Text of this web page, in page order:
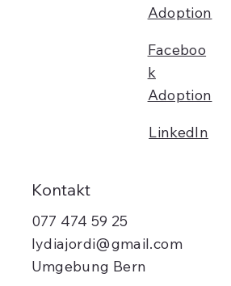
Kontakt
077 474 59 25
lydiajordi@gmail.com
Umgebung Bern
LinkedIn
Adoption
Faceboo
k
Adoption